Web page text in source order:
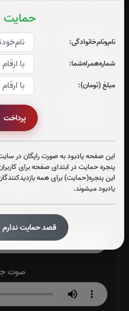
حمایت
نام‌و‌نام‌خانوادگی:
شماره‌همراه‌شما:
مبلغ (تومان):
پرداخت
این صفحه یادبود به صورت رایگان در
پنجره حمایت در ابتدای صفحه برای
این پنجره(حمایت) برای همه
یادبود میشوند.
قصد حمایت ندارم
جزء 22
0بار
بار
جزء 29
0بار
جزء 30
صوت